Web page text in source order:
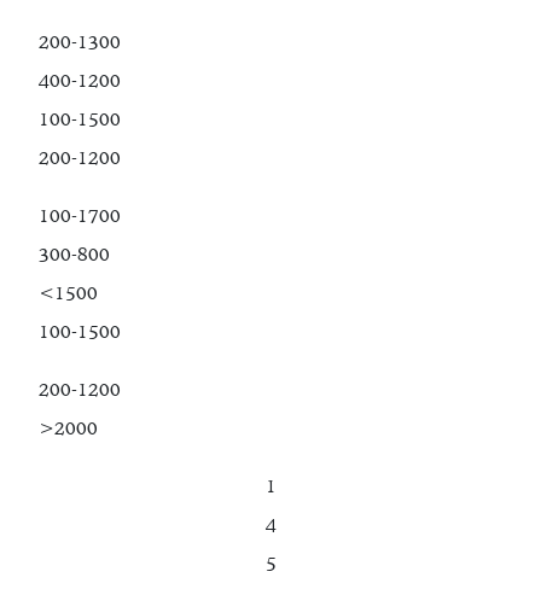
200-1300
400-1200
100-1500
200-1200
100-1700
300-800
<1500
100-1500
200-1200
>2000
1
4
5